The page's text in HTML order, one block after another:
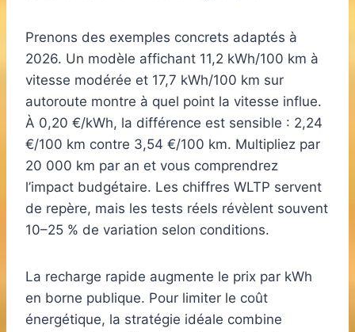
Prenons des exemples concrets adaptés à
2026. Un modèle affichant 11,2 kWh/100 km à
vitesse modérée et 17,7 kWh/100 km sur
autoroute montre à quel point la vitesse influe.
À 0,20 €/kWh, la différence est sensible : 2,24
€/100 km contre 3,54 €/100 km. Multipliez par
20 000 km par an et vous comprendrez
l’impact budgétaire. Les chiffres WLTP servent
de repère, mais les tests réels révèlent souvent
10–25 % de variation selon conditions.
La recharge rapide augmente le prix par kWh
en borne publique. Pour limiter le coût
énergétique, la stratégie idéale combine